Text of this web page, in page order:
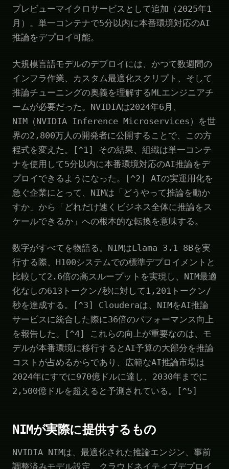
プレビューマイクロサービスとして追加（2025年1
月）。単一コンテナで5分以内に本番環境対応のAI
推論をデプロイ可能。
大規模言語モデルのデプロイには、かつて数週間の
インフラ作業、カスタム最適化スクリプト、そして
推論チューニングの奥義を理解するMLエンジニアチ
ームが必要だった。NVIDIAは2024年6月、
NIM（NVIDIA Inference Microservices）を世
界の2,800万人の開発者に公開することで、この方
程式を変えた。[^1] その結果、組織は単一コンテ
ナを使用して5分以内に本番環境対応のAI推論をデ
プロイできるようになった。[^2] AIの実運用化を
急ぐ企業にとって、NIMは「どうやって推論を動か
すか」から「どれだけ速くビジネス全体に推論をス
ケールできるか」への根本的な転換を意味する。
数字がすべてを物語る。NIMはLlama 3.1 8Bを実
行する際、H100システムでの標準デプロイメントと
比較して2.6倍の高スループットを実現し、NIM最適
化なしの613トークン/秒に対して1,201トークン/
秒を達成する。[^3] Clouderaは、NIMをAI推論
サービスに統合した際に36倍のパフォーマンス向上
を報告した。[^4] これらの向上が重要なのは、モ
デルが本番環境に移行するとAI予算の大部分を推論
コストが占めるからであり、広範なAI推論市場は
2024年にすでに970億ドルに達し、2030年までに
2,500億ドルを超えると予測されている。[^5]
NIMが実際に提供するもの
NVIDIA NIMは、最適化された推論エンジン、事前
調整済みモデル設定、クラウドネイティブデプロイ